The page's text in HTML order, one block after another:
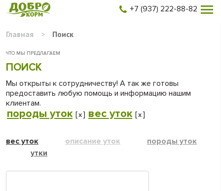
+7 (937) 222-88-82
Главная > Поиск
ЧТО МЫ ПРЕДЛАГАЕМ
ПОИСК
Мы открыты к сотрудничеству! А так же готовы
предоставить любую помощь и информацию нашим
клиентам.
породы уток [x] вес уток [x]
вес уток описание уток
породы уток
утки